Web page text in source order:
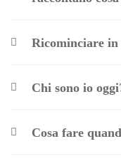
Ricominciare in
Chi sono io
Cosa fare